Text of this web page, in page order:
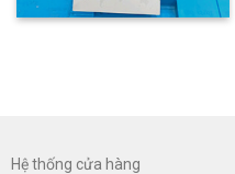
Hệ thống cửa hàng